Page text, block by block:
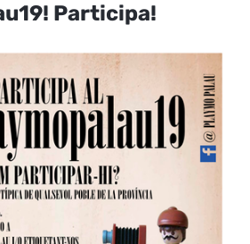
Participa!